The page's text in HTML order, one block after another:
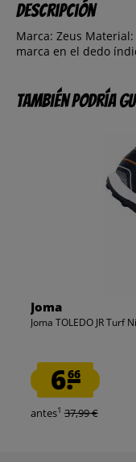
Descripción
Marca: Zeus
marca en el dedo
También podría
Joma
Joma TOLEDO JR Turf
6.66
antes1 37,99 €